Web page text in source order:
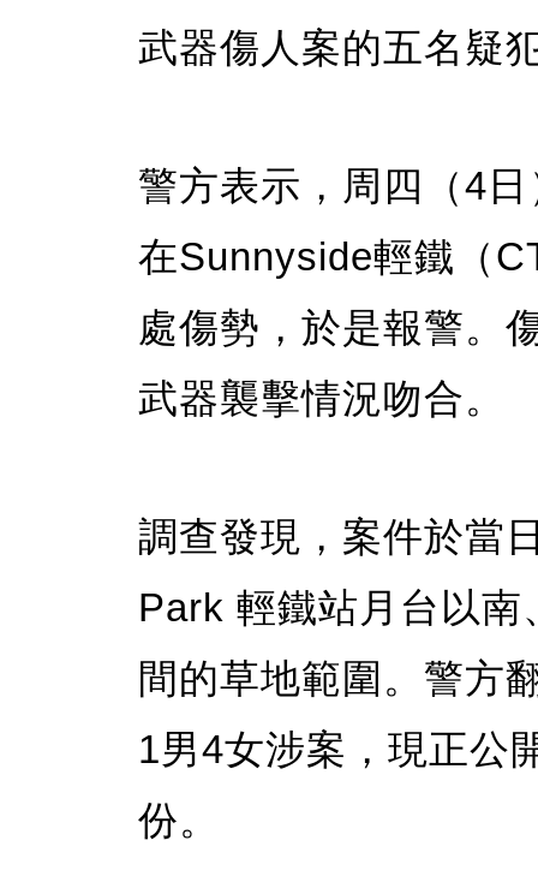
武器傷人案的五名疑
警方表示，周四（4
在Sunnyside輕鐵（
處傷勢，於是報警。
武器襲擊情況吻合。
調查發現，案件於當
Park 輕鐵站月台以
間的草地範圍。警方
1男4女涉案，現正公
份。